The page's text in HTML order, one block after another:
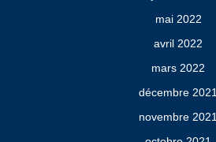
mai 2022
avril 2022
mars 2022
décembre 2021
novembre 2021